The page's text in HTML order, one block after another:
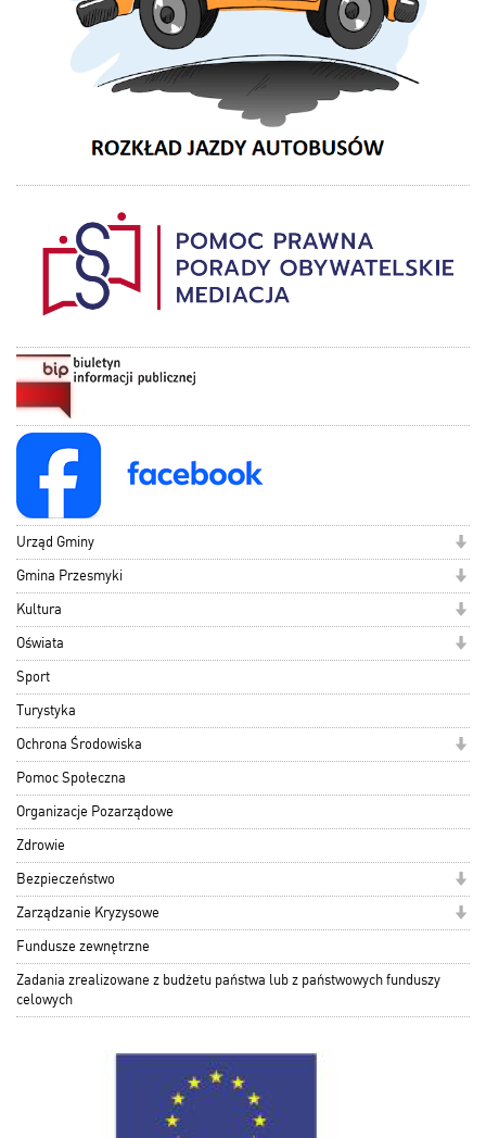
Urząd Gminy
Gmina Przesmyki
Kultura
Oświata
Sport
Turystyka
Ochrona Środowiska
Pomoc Społeczna
Organizacje Pozarządowe
Zdrowie
Bezpieczeństwo
Zarządzanie Kryzysowe
Fundusze zewnętrzne
Zadania zrealizowane z budżetu państwa lub z państwowych funduszy
celowych